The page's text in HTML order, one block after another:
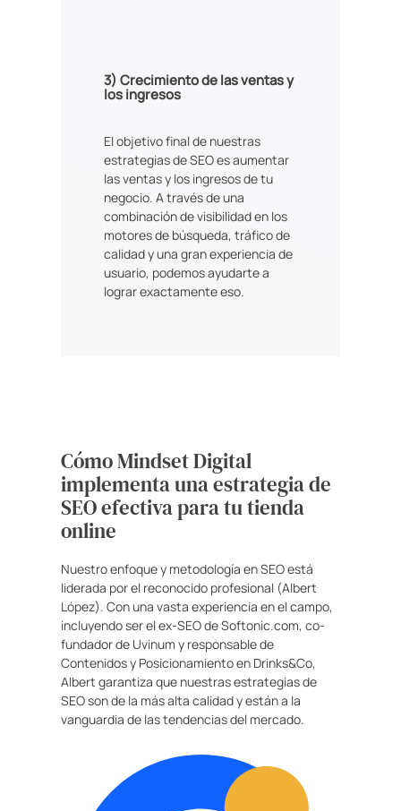
3) Crecimiento de las ventas y
los ingresos
El objetivo final de nuestras
estrategias de SEO es aumentar
las ventas y los ingresos de tu
negocio. A través de una
combinación de visibilidad en los
motores de búsqueda, tráfico de
calidad y una gran experiencia de
usuario, podemos ayudarte a
lograr exactamente eso.
Cómo Mindset Digital
implementa una estrategia de
SEO efectiva para tu tienda
online
Nuestro enfoque y metodología en SEO está
liderada por el reconocido profesional (Albert
López). Con una vasta experiencia en el campo,
incluyendo ser el ex-SEO de Softonic.com, co-
fundador de Uvinum y responsable de
Contenidos y Posicionamiento en Drinks&Co,
Albert garantiza que nuestras estrategias de
SEO son de la más alta calidad y están a la
vanguardia de las tendencias del mercado.